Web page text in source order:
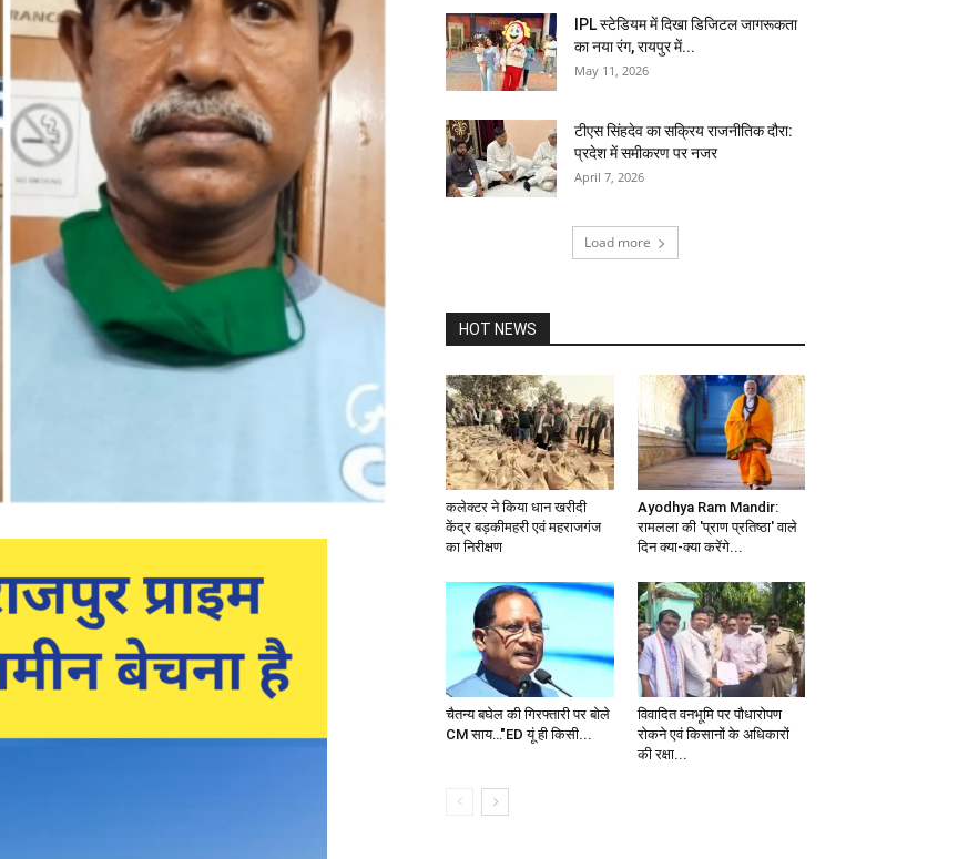
IPL स्टेडियम में दिखा डिजिटल जागरूकता
का नया रंग, रायपुर में...
May 11, 2026
टीएस सिंहदेव का सक्रिय राजनीतिक दौरा:
प्रदेश में समीकरण पर नजर
April 7, 2026
Load more
HOT NEWS
कलेक्टर ने किया धान खरीदी
केंद्र बड़कीमहरी एवं महराजगंज
का निरीक्षण
Ayodhya Ram Mandir:
रामलला की 'प्राण प्रतिष्ठा' वाले
दिन क्या-क्या करेंगे...
चैतन्य बघेल की गिरफ्तारी पर बोले
CM साय…"ED यूं ही किसी...
विवादित वनभूमि पर पौधारोपण
रोकने एवं किसानों के अधिकारों
की रक्षा...